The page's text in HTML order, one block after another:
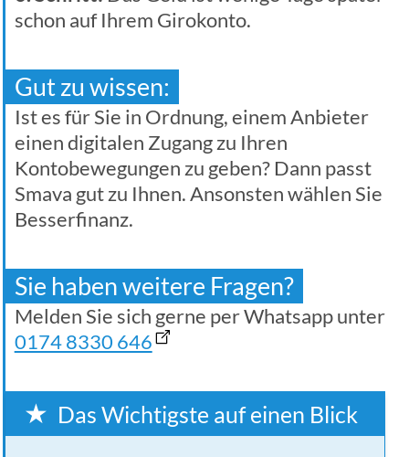
schon auf Ihrem Girokonto.
Gut zu wissen:
Ist es für Sie in Ordnung, einem Anbieter
einen digitalen Zugang zu Ihren
Kontobewegungen zu geben? Dann passt
Smava gut zu Ihnen. Ansonsten wählen Sie
Besserfinanz.
Sie haben weitere Fragen?
Melden Sie sich gerne per Whatsapp unter
0174 8330 646
Das Wichtigste auf einen Blick